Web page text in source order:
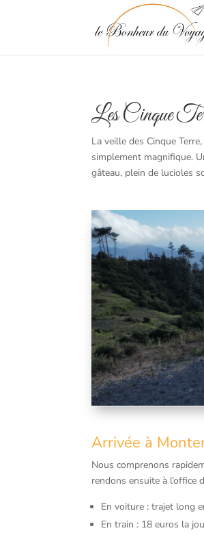
Les Cinque
La veille des Cinque
simplement magnifique.
gâteau, plein de lucioles
Arrivée à
Nous comprenons
rendons ensuite à
En voiture : trajet long
En train : 18 euros la